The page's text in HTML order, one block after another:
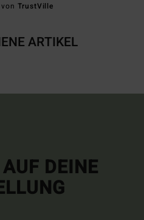
TrustVille
ARTIKEL
DEINE